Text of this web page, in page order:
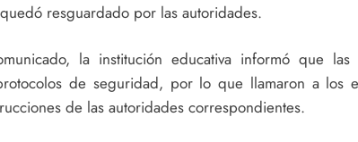
resguardado por las autoridades.
la institución educativa informó que las
de seguridad, por lo que llamaron a los
de las autoridades correspondientes.